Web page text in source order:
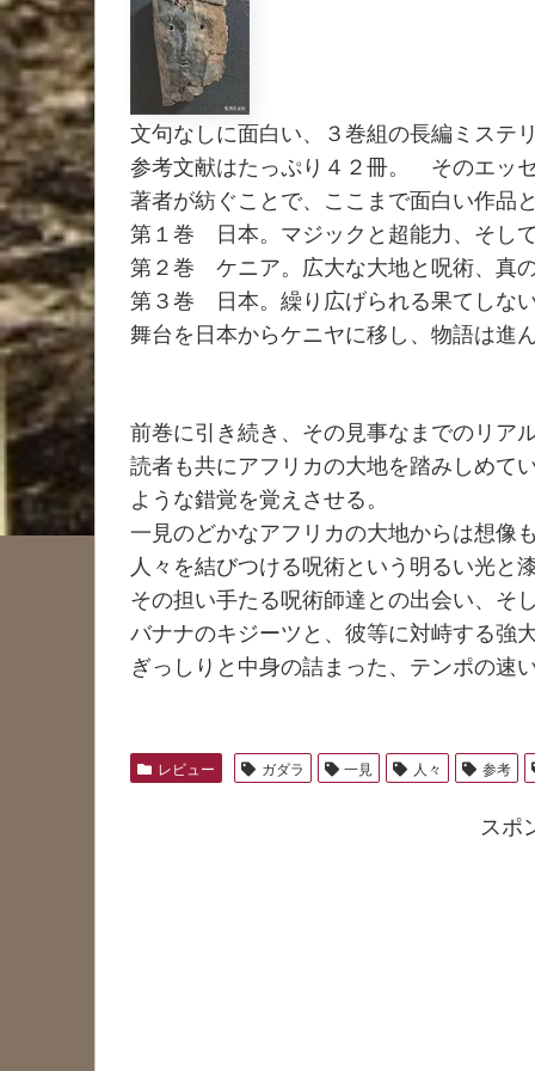
文句なしに面白い、３巻組の長編ミステ
参考文献はたっぷり４２冊。 そのエッ
著者が紡ぐことで、ここまで面白い作品
第１巻 日本。マジックと超能力、そし
第２巻 ケニア。広大な大地と呪術、真
第３巻 日本。繰り広げられる果てしな
舞台を日本からケニヤに移し、物語は進
前巻に引き続き、その見事なまでのリア
読者も共にアフリカの大地を踏みしめて
ような錯覚を覚えさせる。
一見のどかなアフリカの大地からは想像
人々を結びつける呪術という明るい光と
その担い手たる呪術師達との出会い、そ
バナナのキジーツと、彼等に対峙する強
ぎっしりと中身の詰まった、テンポの速
レビュー ガダラ 一見 人々 参考
スポ